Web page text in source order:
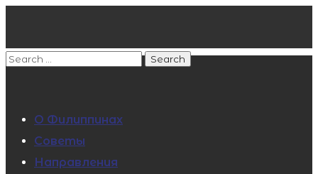
О Филиппинах
Советы
Направления